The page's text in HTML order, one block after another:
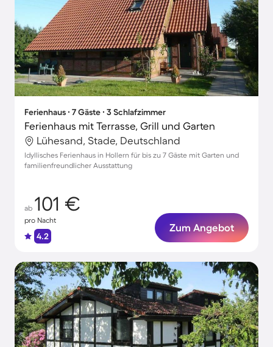
Ferienhaus ∙ 7 Gäste ∙ 3 Schlafzimmer
Ferienhaus mit Terrasse, Grill und Garten
Lühesand, Stade, Deutschland
Idyllisches Ferienhaus in Hollern für bis zu 7 Gäste mit Garten und
familienfreundlicher Ausstattung
ab 101 €
pro Nacht
4.2
Zum Angebot